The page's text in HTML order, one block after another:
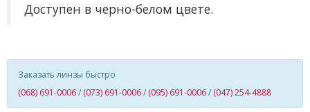
Доступен в черно-белом цвете.
Заказать линзы быстро
(068) 691-0006/ (073) 691-0006/ (095) 691-0006/ (047) 254-4888